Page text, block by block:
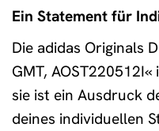
Ein Statement für
Die adidas Originals
GMT,
sie ist ein Ausdruck
deines individuellen